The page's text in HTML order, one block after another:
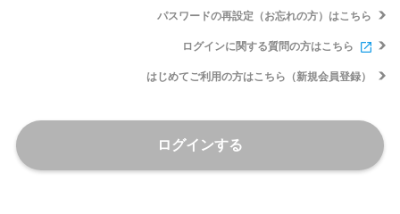
パスワードの再設定（お忘れの方）はこちら
ログインに関する質問の方はこちら
はじめてご利用の方はこちら（新規会員登録）
ログインする